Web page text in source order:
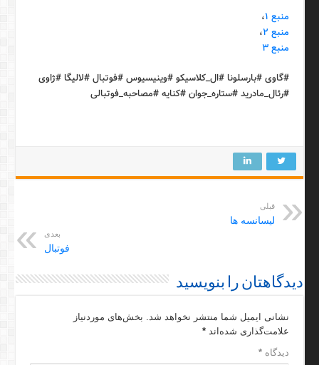
منبع ۱ ،
منبع ۲
،
منبع ۳
#گاوی #بارسلونا #ال_کلاسیکو #وینیسیوس #فوتبال #لالیگا #ژاوی
#رئال_مادرید #ستاره_جوان #کنایه #مصاحبه_فوتبالی
قبلی
لیسانسه ها
بعدی
فوتبال
دیدگاهتان را بنویسید
نشانی ایمیل شما منتشر نخواهد شد.
بخش‌های موردنیاز
علامت‌گذاری شده‌اند*
دیدگاه*